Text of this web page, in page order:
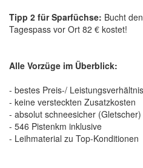
Tipp 2 für Sparfüchse: Bucht
Tagespass vor Ort 82 € kostet!
Alle Vorzüge im Überblick:
- bestes Preis-/ Leistungsverhältnis
- keine versteckten Zusatzkosten
- absolut schneesicher (Gletscher)
- 546 Pistenkm inklusive
- Leihmaterial zu Top-Konditionen